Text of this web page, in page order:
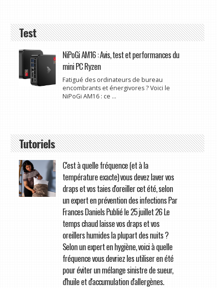
Test
NiPoGi AM16 : Avis, test et performances du
mini PC Ryzen
Fatigué des ordinateurs de bureau
encombrants et énergivores ? Voici le
NiPoGi AM16 : ce ...
Tutoriels
C'est à quelle fréquence (et à la
température exacte) vous devez laver vos
draps et vos taies d'oreiller cet été, selon
un expert en prévention des infections Par
Frances Daniels Publié le 25 juillet 26 Le
temps chaud laisse vos draps et vos
oreillers humides la plupart des nuits ?
Selon un expert en hygiène, voici à quelle
fréquence vous devriez les utiliser en été
pour éviter un mélange sinistre de sueur,
d'huile et d'accumulation d'allergènes.